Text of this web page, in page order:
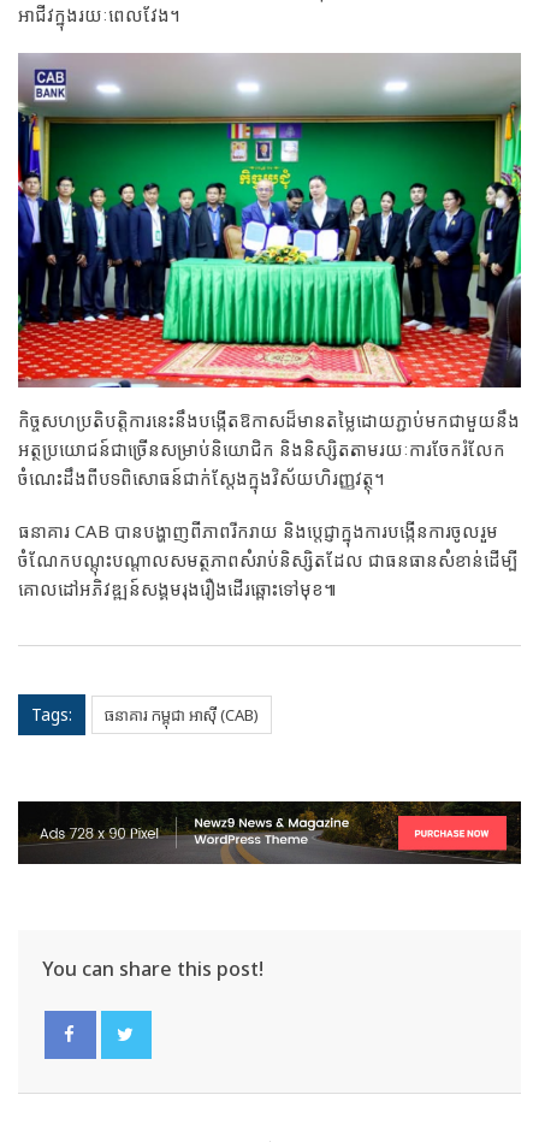
អាជីវក្នុងរយៈពេលវែង។
កិច្ចសហប្រតិបត្តិការនេះនឹងបង្កើតឱកាសដ៏មានតម្លៃដោយភ្ជាប់មកជាមួយនឹង
អត្ថប្រយោជន៍ជាច្រើនសម្រាប់និយោជិក និងនិស្សិតតាមរយៈការចែករំលែក
ចំណេះដឹងពីបទពិសោធន៍ជាក់ស្តែងក្នុងវិស័យហិរញ្ញវត្ថុ។
ធនាគារ CAB បានបង្ហាញពីភាពរីករាយ និងប្តេជ្ញាក្នុងការបង្កើនការចូលរួម
ចំណែកបណ្តុះបណ្តាលសមត្ថភាពសំរាប់និស្សិតដែល ជាធនធានសំខាន់ដើម្បី
គោលដៅអភិវឌ្ឍន៍សង្គមរុងរឿងដើរឆ្ពោះទៅមុខ៕
Tags: ធនាគារ កម្ពុជា អាស៊ី (CAB)
You can share this post!